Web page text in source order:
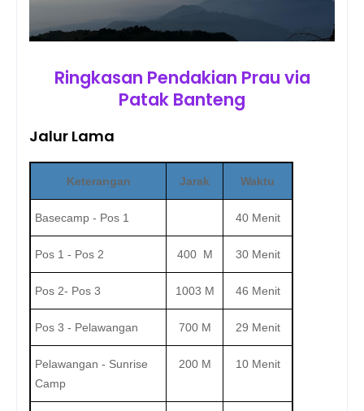
Ringkasan Pendakian Prau via
Patak Banteng
Jalur Lama
Keterangan Jarak Waktu
Basecamp - Pos 1 40 Menit
Pos 1 - Pos 2 400 M 30 Menit
Pos 2- Pos 3 1003 M 46 Menit
Pos 3 - Pelawangan 700 M 29 Menit
Pelawangan - Sunrise
Camp
200 M 10 Menit